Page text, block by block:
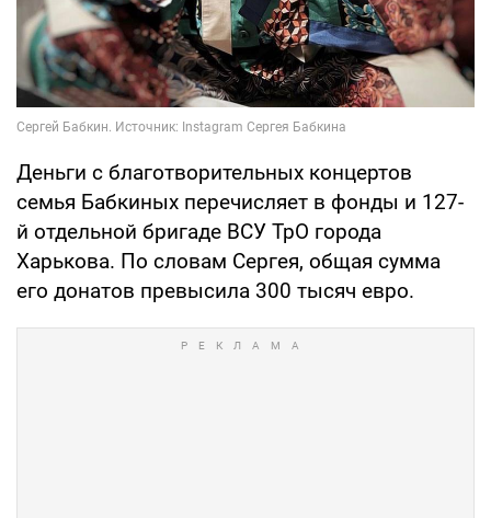
Деньги с благотворительных концертов
семья Бабкиных перечисляет в фонды и 127-
й отдельной бригаде ВСУ ТрО города
Харькова. По словам Сергея, общая сумма
его донатов превысила 300 тысяч евро.